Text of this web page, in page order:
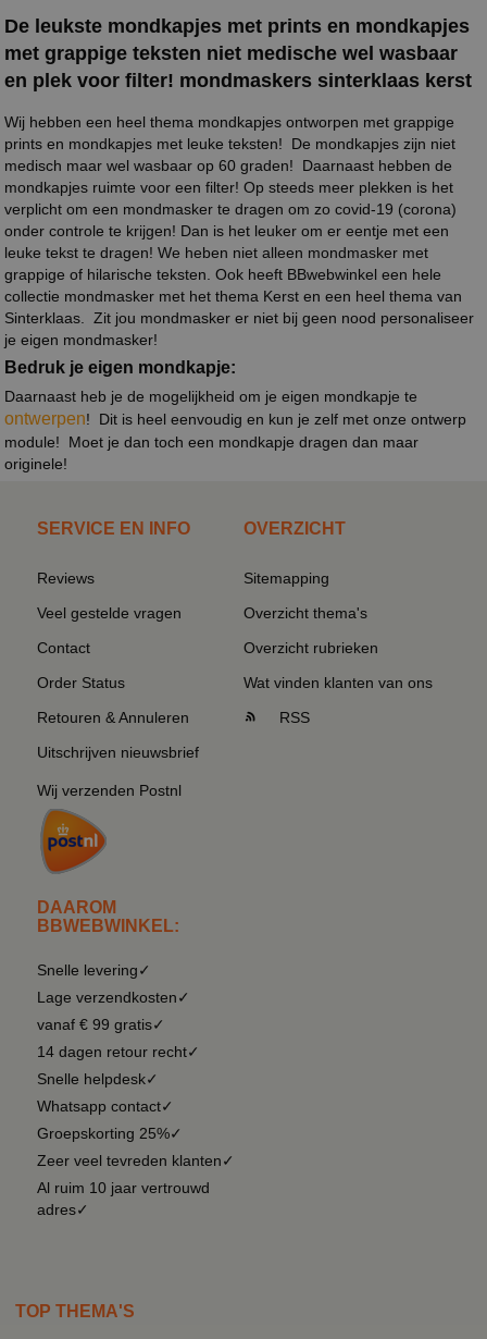
De leukste mondkapjes met prints en mondkapjes
met grappige teksten niet medische wel wasbaar
en plek voor filter! mondmaskers sinterklaas kerst
Wij hebben een heel thema mondkapjes ontworpen met grappige
prints en mondkapjes met leuke teksten! De mondkapjes zijn niet
medisch maar wel wasbaar op 60 graden! Daarnaast hebben de
mondkapjes ruimte voor een filter! Op steeds meer plekken is het
verplicht om een mondmasker te dragen om zo covid-19 (corona)
onder controle te krijgen! Dan is het leuker om er eentje met een
leuke tekst te dragen! We heben niet alleen mondmasker met
grappige of hilarische teksten. Ook heeft BBwebwinkel een hele
collectie mondmasker met het thema Kerst en een heel thema van
Sinterklaas. Zit jou mondmasker er niet bij geen nood personaliseer
je eigen mondmasker!
Bedruk je eigen mondkapje:
Daarnaast heb je de mogelijkheid om je eigen mondkapje te
ontwerpen! Dit is heel eenvoudig en kun je zelf met onze ontwerp
module! Moet je dan toch een mondkapje dragen dan maar
originele!
SERVICE EN INFO
Reviews
Veel gestelde vragen
Contact
Order Status
Retouren & Annuleren
Uitschrijven nieuwsbrief
Wij verzenden Postnl
DAAROM
BBWEBWINKEL:
Snelle levering✓
Lage verzendkosten✓
vanaf € 99 gratis✓
14 dagen retour recht✓
Snelle helpdesk✓
Whatsapp contact✓
Groepskorting 25%✓
Zeer veel tevreden klanten✓
Al ruim 10 jaar vertrouwd
adres✓
OVERZICHT
Sitemapping
Overzicht thema's
Overzicht rubrieken
Wat vinden klanten van ons
RSS
TOP THEMA'S